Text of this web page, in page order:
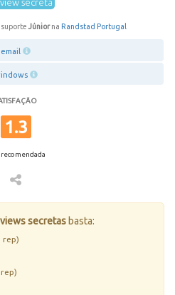
secreta
suporte Júniorna Randstad Portugal
email
1.3
recomendada
secretas basta:
rep)